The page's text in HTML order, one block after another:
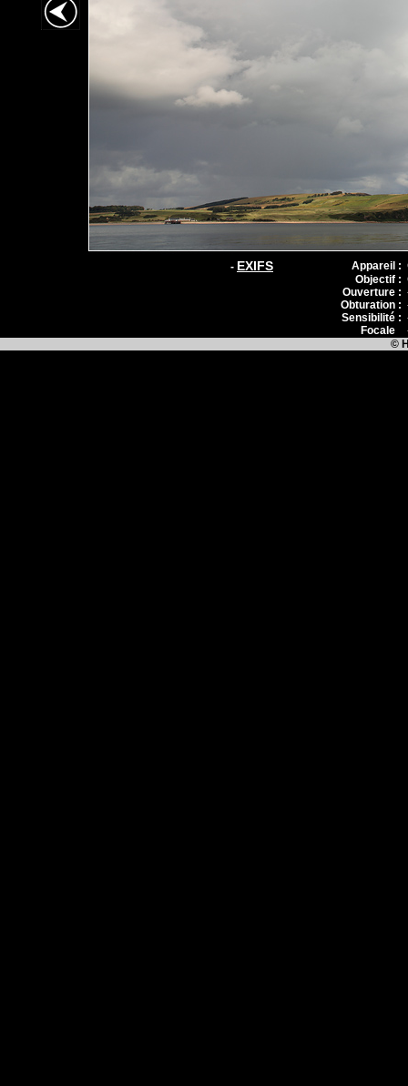
- EXIFS Appareil :
Objectif :
Ouverture :
Obturation :
Sensibilité :
Focale
©